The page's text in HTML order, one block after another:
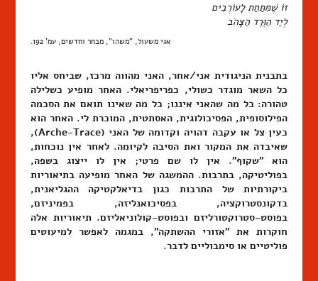
זוֹ שֶׁמִּתַּחַת לָעוֹרְבִים
לְיַד הַוֶּרֶד הַצָּהֹב
אגי משעול, "משהו", מבחר וחדשים, עמ' 192.
בתבנית הניגודית אני/אחר, האני מהווה מרכז, שביחס אליו
כל השאר מוגדר כשולי, כפריפריאלי. האחר מופיע כשלילה
טהורה: כל מה שהאני איננו; כל מה שאינו תואם את הסכמה
הפילוסופית, הפסיכולוגית, האסתטית, המוכרת לי. האחר הוא
כעין צל או עקבה דהויה וקדומה של האני (Arche-Trace),
שאיבדה את המקור ואת הסיבה לקיומה. לאחר אין נוכחות,
הוא "שקוף". אין לו שם פרטי; אין לו ייצוג בשפה,
בפוליטיקה, בתרבות. ההמשגה של האחר מופיעה בתיאוריות
ביקורתיות של התרבות כגון בדיאלקטיקה ההגליאנית,
בדקונסטרוקציה, בפסיכואנליזה, בפמיניזם,
בפוסט-סטרוקטורליזם ובפוסט-קולוניאליזם. תיאוריות אלה
חוקרות את "אזורי ההשתקה", במגמה לאפשר למיעוטים
פוליטיים או סימבוליים לדבר.